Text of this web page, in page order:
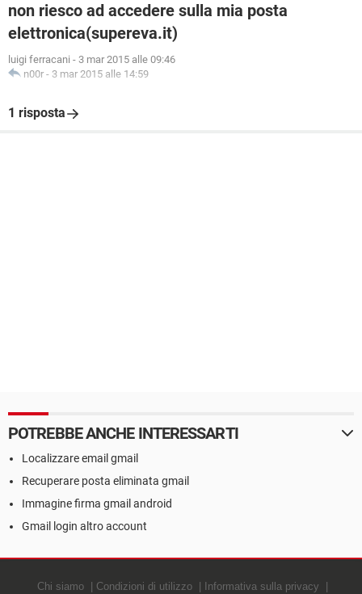
non riesco ad accedere sulla mia posta
elettronica(supereva.it)
luigi ferracani - 3 mar 2015 alle 09:46
n00r - 3 mar 2015 alle 14:59
1 risposta
POTREBBE ANCHE INTERESSARTI
Localizzare email gmail
Recuperare posta eliminata gmail
Immagine firma gmail android
Gmail login altro account
Chi siamo Condizioni di utilizzo Informativa sulla privacy